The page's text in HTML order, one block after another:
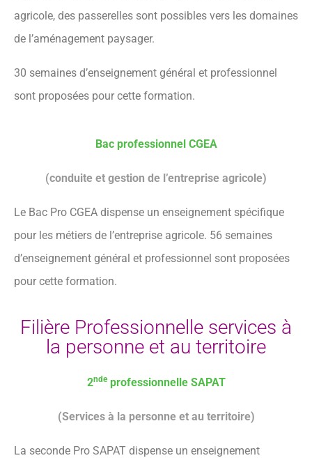
agricole, des passerelles sont possibles vers les domaines
de l’aménagement paysager.
30 semaines d’enseignement général et professionnel
sont proposées pour cette formation.
Bac professionnel CGEA
(conduite et gestion de l’entreprise agricole)
Le Bac Pro CGEA dispense un enseignement spécifique
pour les métiers de l’entreprise agricole. 56 semaines
d’enseignement général et professionnel sont proposées
pour cette formation.
Filière Professionnelle services à
la personne et au territoire
2ndeprofessionnelle SAPAT
(Services à la personne et au territoire)
La seconde Pro SAPAT dispense un enseignement